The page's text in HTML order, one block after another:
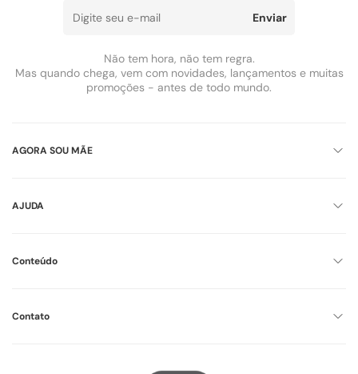
Enviar
Não tem hora, não tem regra.
Mas quando chega, vem com novidades, lançamentos e muitas
promoções - antes de todo mundo.
AGORA SOU MÃE
AJUDA
Conteúdo
Contato